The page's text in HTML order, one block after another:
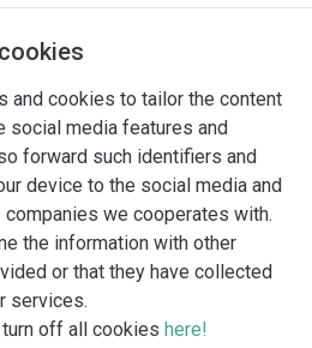
and cookies to tailor the content
social media features and
forward such identifiers and
device to the social media and
we cooperates with.
the information with other
or that they have collected
services.
off all cookies here!